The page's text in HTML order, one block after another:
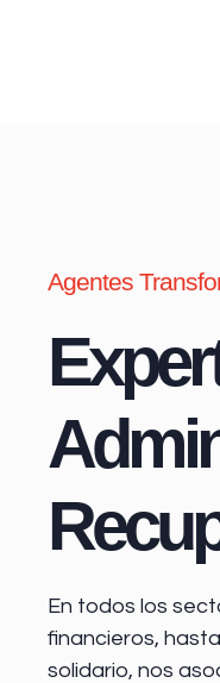
Agentes
En todos los
financieros,
solidario, nos